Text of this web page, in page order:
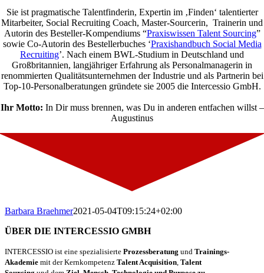
Sie ist pragmatische Talentfinderin, Expertin im ‚Finden‘ talentierter
Mitarbeiter, Social Recruiting Coach, Master-Sourcerin, Trainerin und
Autorin des Besteller-Kompendiums “Praxiswissen Talent Sourcing”
sowie Co-Autorin des Bestellerbuches ‘Praxishandbuch Social Media
Recruiting’. Nach einem BWL-Studium in Deutschland und
Großbritannien, langjähriger Erfahrung als Personalmanagerin in
renommierten Qualitätsunternehmen der Industrie und als Partnerin bei
Top-10-Personalberatungen gründete sie 2005 die Intercessio GmbH.
Ihr Motto: In Dir muss brennen, was Du in anderen entfachen willst –
Augustinus
Barbara Braehmer2021-05-04T09:15:24+02:00
ÜBER DIE INTERCESSIO GMBH
INTERCESSIO ist eine spezialisierte Prozessberatung und Trainings-
Akademie mit der Kernkompetenz Talent Acquisition, Talent